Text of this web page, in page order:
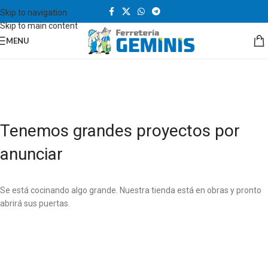
Skip to navigation
Skip to main content
MENU
Tenemos grandes proyectos por
anunciar
Se está cocinando algo grande. Nuestra tienda está en obras y pronto
abrirá sus puertas.